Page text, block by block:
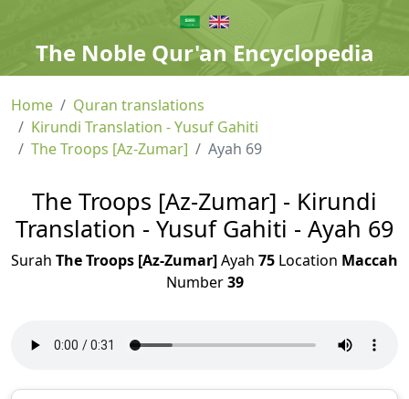
The Noble Qur'an Encyclopedia
Home
Quran translations
Kirundi Translation - Yusuf Gahiti
The Troops [Az-Zumar]
Ayah 69
The Troops [Az-Zumar] - Kirundi
Translation - Yusuf Gahiti - Ayah 69
Surah The Troops [Az-Zumar]Ayah 75 Location Maccah
Number39